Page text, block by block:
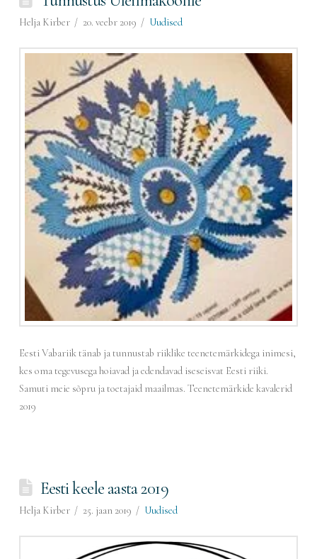
Helja Kirber 20. veebr 2019 Uudised
Eesti Vabariik tänab ja tunnustab riiklike teenetemärkidega inimesi,
kes oma tegevusega hoiavad ja edendavad iseseisvat Eesti riiki.
Samuti meie sõpru ja toetajaid maailmas. Teenetemärkide kavalerid
2019
Eesti keele aasta 2019
Helja Kirber 25. jaan 2019 Uudised